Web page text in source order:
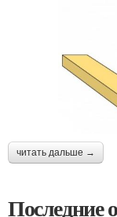
читать дальше →
Последние